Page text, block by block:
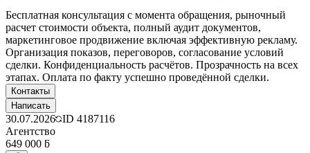
Бесплатная консультация с момента обращения, рыночный
расчет стоимости объекта, полный аудит документов,
маркетинговое продвижение включая эффективную рекламу.
Организация показов, переговоров, согласование условий
сделки. Конфиденциальность расчётов. Прозрачность на всех
этапах. Оплата по факту успешно проведённой сделки.
Контакты
Написать
30.07.2026 ID 4187116
Агентство
649 000 ƃ